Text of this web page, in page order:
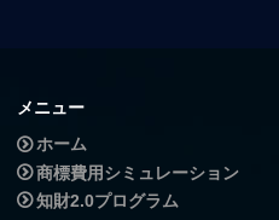
メニュー
ホーム
商標費用シミュレーション
知財2.0プログラム